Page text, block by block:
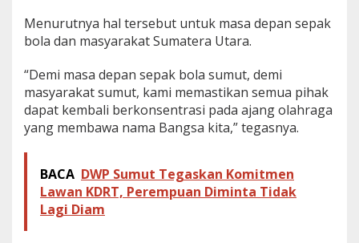
g
k
a
I
n
T
e
a
Menurutnya hal tersebut untuk masa depan sepak
bola dan masyarakat Sumatera Utara.
“Demi masa depan sepak bola sumut, demi
masyarakat sumut, kami memastikan semua pihak
dapat kembali berkonsentrasi pada ajang olahraga
yang membawa nama Bangsa kita,” tegasnya.
BACA DWP Sumut Tegaskan Komitmen
Lawan KDRT, Perempuan Diminta Tidak
Lagi Diam